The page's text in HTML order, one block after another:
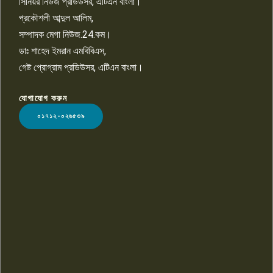
LOGO
প্রকৌশলী আব্দুল আলিম,
সম্পাদক মেগা নিউজ.24.কম।
ডাঃ শাহেদ ইমরান এমবিবিএস,
গেষ্ট প্রোগ্রাম প্রডিউসর, এটিএন বাংলা।
যোগাযোগ করুন
০১৭১২-০২৬৫৩৯